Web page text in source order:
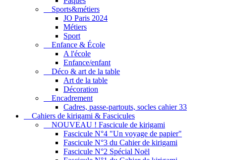
Sports&métiers
JO Paris 2024
Métiers
Sport
Enfance & École
A l'école
Enfance/enfant
Déco & art de la table
Art de la table
Décoration
Encadrement
Cadres, passe-partouts, socles cahier 33
Cahiers de kirigami & Fascicules
NOUVEAU ! Fascicule de kirigami
Fascicule N°4 "Un voyage de papier"
Fascicule N°3 du Cahier de kirigami
Fascicule N°2 Spécial Noël